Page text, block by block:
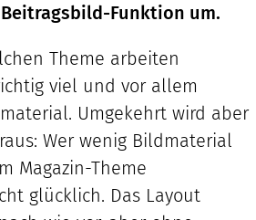
Funktion um.
Theme arbeiten
viel und vor allem
Umgekehrt wird aber
Wer wenig Bildmaterial
Magazin-Theme
glücklich. Das Layout